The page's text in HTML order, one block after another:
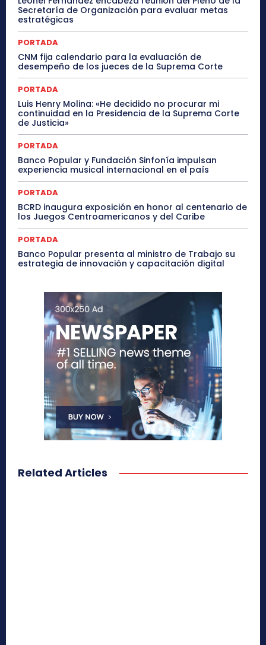
Secretaría de Organización para evaluar metas
estratégicas
PORTADA
CNM fija calendario para la evaluación de
desempeño de los jueces de la Suprema Corte
PORTADA
Luis Henry Molina: «He decidido no procurar mi
continuidad en la Presidencia de la Suprema Corte
de Justicia»
PORTADA
Banco Popular y Fundación Sinfonía impulsan
experiencia musical internacional en el país
PORTADA
BCRD inaugura exposición en honor al centenario de
los Juegos Centroamericanos y del Caribe
PORTADA
Banco Popular presenta al ministro de Trabajo su
estrategia de innovación y capacitación digital
Related Articles